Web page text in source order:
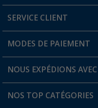
Devenir revendeur
Mon compte
Carte de fidélité Berger
SERVICE CLIENT
FAQ et contact
Informations sur l'expédition
MODES DE PAIEMENT
NOUS EXPÉDIONS AVEC
NOS TOP CATÉGORIES